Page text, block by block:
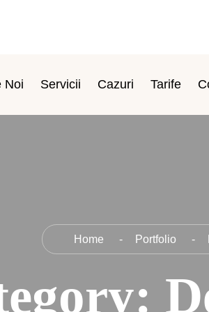
Noi Servicii Cazuri Tarife
Home Portfolio